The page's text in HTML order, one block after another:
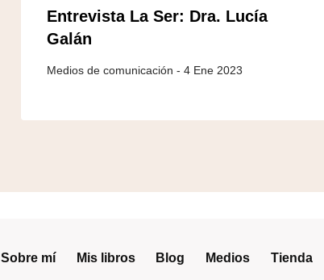
Entrevista La Ser: Dra. Lucía
Galán
4 Ene 2023
Sobre mí Mis libros Blog Medios Tienda